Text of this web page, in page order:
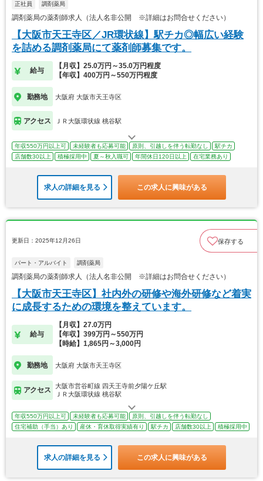
正社員 調剤薬局
調剤薬局の薬剤師求人（法人名非公開 ※詳細はお問合せください）
【大阪市天王寺区／JR環状線】駅チカ◎幅広い経験
を詰める調剤薬局にて薬剤師募集です。
給与
【月収】25.0万円～35.0万円程度
【年収】400万円～550万円程度
勤務地 大阪府 大阪市天王寺区
アクセス ＪＲ大阪環状線 桃谷駅
年収550万円以上可 未経験者も応募可能 原則、引越しを伴う転勤なし
駅チカ
店舗数30以上
積極採用中 夏～秋入職可 年間休日120日以上 在宅業務あり
求人の詳細を見る この求人に興味がある
更新日：2025年12月26日 保存する
パート・アルバイト 調剤薬局
調剤薬局の薬剤師求人（法人名非公開 ※詳細はお問合せください）
【大阪市天王寺区】社内外の研修や海外研修など着実
に成長するための環境を整えています。
給与
【月収】27.0万円
【年収】399万円～550万円
【時給】1,865円～3,000円
勤務地 大阪府 大阪市天王寺区
アクセス
大阪市営谷町線 四天王寺前夕陽ケ丘駅
ＪＲ大阪環状線 桃谷駅
年収550万円以上可 未経験者も応募可能
原則、引越しを伴う転勤なし
住宅補助（手当）あり
産休・育休取得実績有り 駅チカ 店舗数30以上 積極採用中
求人の詳細を見る この求人に興味がある